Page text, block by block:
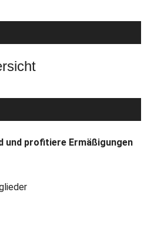
und profitiere Ermäßigungen